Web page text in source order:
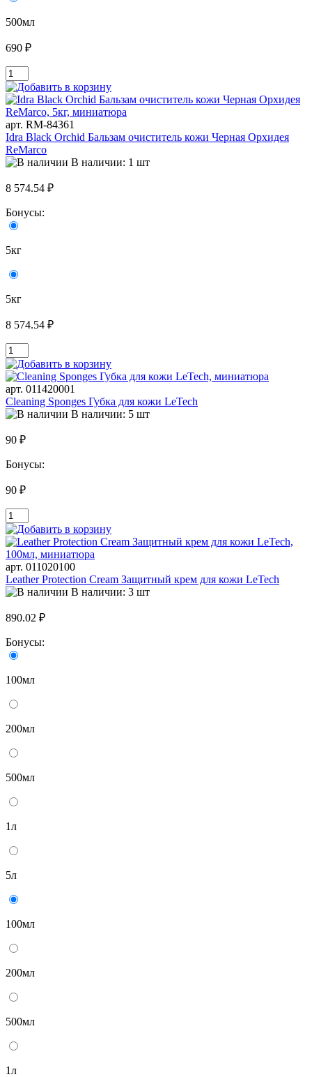
500мл
690 ₽
арт. RM-84361
Idra Black Orchid Бальзам очиститель кожи Черная Орхидея
ReMarco
В наличии: 1 шт
8 574.54 ₽
Бонусы:
5кг
5кг
8 574.54 ₽
арт. 011420001
Cleaning Sponges Губка для кожи LeTech
В наличии: 5 шт
90 ₽
Бонусы:
90 ₽
арт. 011020100
Leather Protection Cream Защитный крем для кожи LeTech
В наличии: 3 шт
890.02 ₽
Бонусы:
100мл
200мл
500мл
1л
5л
100мл
200мл
500мл
1л